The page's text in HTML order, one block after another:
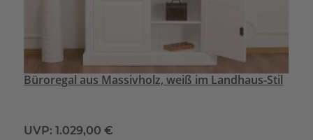
Büroregal aus Massivholz, weiß im Landhaus-Stil
UVP: 1.029,00 €